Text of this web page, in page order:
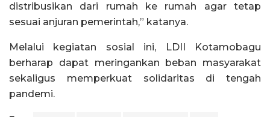
distribusikan dari rumah ke rumah agar tetap
sesuai anjuran pemerintah,” katanya.
Melalui kegiatan sosial ini, LDII Kotamobagu
berharap dapat meringankan beban masyarakat
sekaligus memperkuat solidaritas di tengah
pandemi.